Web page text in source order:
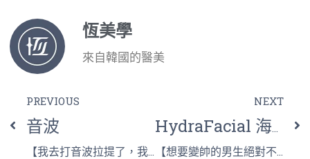
恆美學
來自韓國的醫美
PREVIOUS
音波
【我去打音波拉提了，我覺得好有感喔！】
NEXT
【想要變帥的男生絕對不能輕忽的臉部保養】